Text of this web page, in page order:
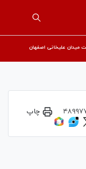
میدان علیخانی اصفهان
چاپ